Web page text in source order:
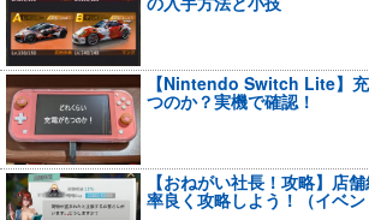
【Nintendo Switch Lite】
つのか？実機で確認！
【おねがい社長！攻略】店
率良く攻略しよう！（イベン